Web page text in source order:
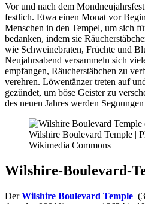
Vor und nach dem
festlich. Etwa einen Monat vor
Menschen in den Tempel, um sich
bedanken, indem sie
wie Schweinebraten, Früchte und
Neujahrsabend versammeln sich
empfangen, Räucherstäbchen zu
verehren. Löwentänzer treten auf
gezündet, um böse Geister zu
des neuen Jahres werden
Wilshire Boulevard Temple |
Wikimedia Commons
Wilshire-Boulevard-
DerWilshire Boulevard Temple